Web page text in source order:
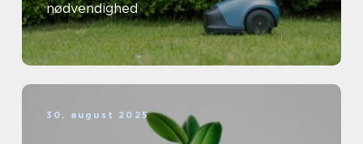
nødvendighed
30. august 2025